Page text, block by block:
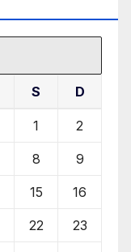
S D
1 2
8 9
15 16
22 23